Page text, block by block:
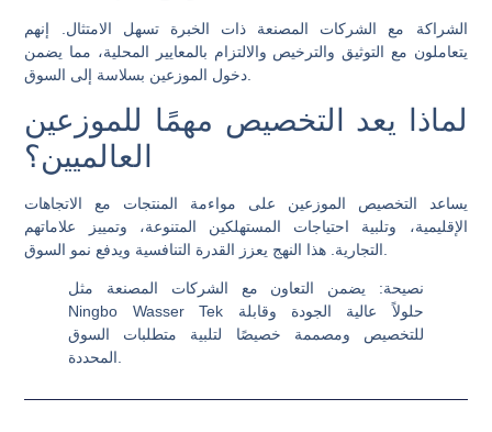
الشراكة مع الشركات المصنعة ذات الخبرة تسهل الامتثال. إنهم
يتعاملون مع التوثيق والترخيص والالتزام بالمعايير المحلية، مما يضمن
لماذا يعد التخصيص مهمًا للموزعين
العالميين؟
يساعد التخصيص الموزعين على مواءمة المنتجات مع الاتجاهات
الإقليمية، وتلبية احتياجات المستهلكين المتنوعة، وتمييز علاماتهم
نصيحة: يضمن التعاون مع الشركات المصنعة مثل
Ningbo Wasser Tek حلولاً عالية الجودة وقابلة
للتخصيص ومصممة خصيصًا لتلبية متطلبات السوق
المحددة.